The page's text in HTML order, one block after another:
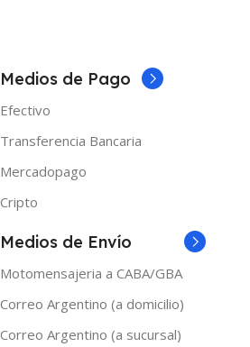
Oscuro
MARCAS
Medios de Pago
Efectivo
Transferencia Bancaria
Mercadopago
Cripto
Medios de Envío
Motomensajeria a CABA/GBA
Correo Argentino (a domicilio)
Correo Argentino (a sucursal)